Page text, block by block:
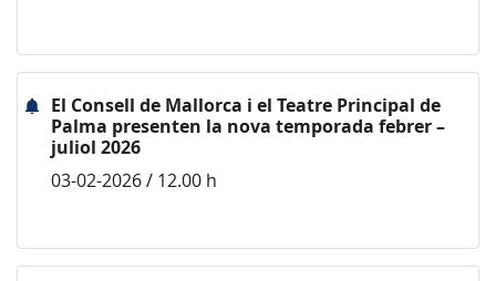
El Consell de Mallorca i el Teatre Principal de
Palma presenten la nova temporada febrer –
juliol 2026
03-02-2026 / 12.00 h